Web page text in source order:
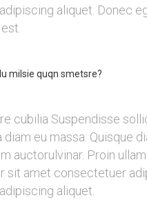
aliquet. Donec
milsie quqn smetsre?
Suspendisse
eu massa. Quisque
auctorulvinar. Proin
amet consectetuer
aliquet.